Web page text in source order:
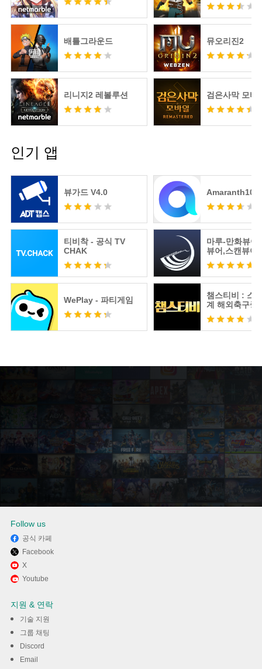
배틀그라운드 뮤오리진2
리니지2 레볼루션 검은사막 모바
인기 앱
뷰가드 V4.0
티비착 - 공식 TV
CHAK
WePlay - 파티게임
Amaranth10
마루-만화뷰어
뷰어,스캔뷰어
어
챔스티비 : 스
계 해외축구중
츠분석
Memu Play에서 키즈노트::유치
원,어린이집,학원 필수 앱! 사용
Follow us
공식 카페
Facebook
X
Youtube
지원 & 연락
기술 지원
그룹 채팅
Discord
Email